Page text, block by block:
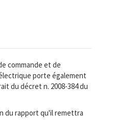
commande et de
porte également
du décret n. 2008-384 du
du rapport qu'il remettra